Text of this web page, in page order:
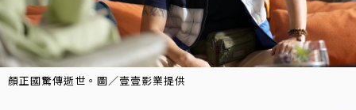
顏正國驚傳逝世。圖／壹壹影業提供